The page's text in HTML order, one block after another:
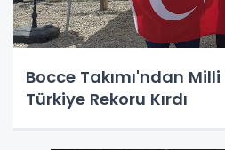
Bocce Takımı'ndan
Türkiye Rekoru Kırdı